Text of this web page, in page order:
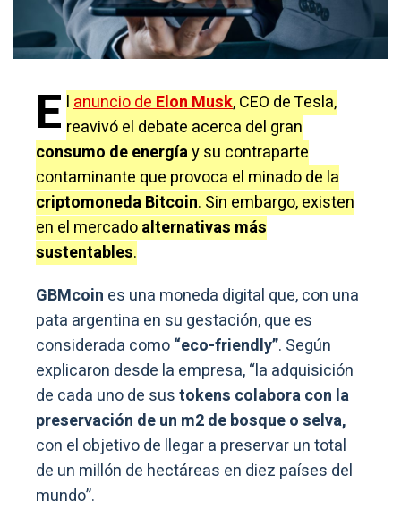
E lanuncio deElon Musk, CEO de Tesla,
reavivó el debate acerca del gran
consumo de energíay su contraparte
contaminante que provoca el minado de la
criptomoneda Bitcoin. Sin embargo, existen
en el mercadoalternativas más
sustentables.
GBMcoin es una moneda digital que, con una
pata argentina en su gestación, que es
considerada como“eco-friendly”. Según
explicaron desde la empresa, “la adquisición
de cada uno de sustokens colabora con la
preservación de un m2 de bosque o selva,
con el objetivo de llegar a preservar un total
de un millón de hectáreas en diez países del
mundo”.